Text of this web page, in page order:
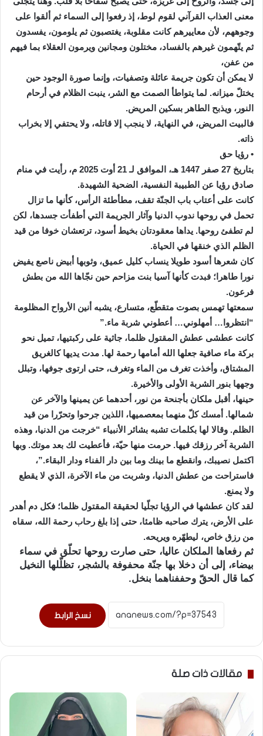
معنى العذاب القرآني لقوم لوط، إذ رفعوا إلى السماء ثم ألقوا على
وجوههم، لأن معاييرهم كانت مقلوبة، يغتصبون ثم يلومون، يفسدون
ثم يتّهمون غيرهم بالفساد، مختلون ومجانين ويرمون العقلاء بما فيهم
من عفن،
لا يمكن أن تكون جريمة عائلة وتصفيات، وإنما صورة الوجود حين
يختلّ ميزانه. لما يتواطأ الصمت مع الشر، ينبت الظلام في أرحام
النور، ويذبح الطاهر بسكين المريض.
فالبيت المريض، في النهاية، لا ينجب إلا قاتله، ولا يحتفي إلا بخراب
ذاته.
• رؤيا حق
بتاريخ 27 صفر 1447 هـ، الموافق لـ 21 أوت 2025 م، رأيت في منام
صادق رؤيا عن الطبيبة النفسية، الضحية الشهيدة.
كانت على أعتاب باب الجنّة تقف، مطأطئة الرأس، كأنها ما تزال
تحمل في روحها ندوب الدنيا وآثار الجريمة التي أطفأت جسدها، لكن
لم تطفئ روحها. يداها معقودتان بخيط أسود، ترتعشان خوفا من قيد
الظلم الذي خنقها في الحياة.
كان شعرها أسود طويلا ينساب كليل عميق، وثوبها أبيض ناصع يفيض
نورا طاهرا؛ فبدت كأنها آسيا بنت مزاحم حين نجّاها الله من بطش
فرعون.
سمعتها تهمس بصوت متقطّع، متسارع، يشبه أنين الأرواح المظلومة
“انتظروا… أمهلوني… أعطوني شربة ماء.”
كانت عطشى عطش المقتول ظلما، جاثية على ركبتيها، تميل نحو
بركة ماء صافية جعلها الله أمامها رحمة لها. مدت يديها كالغريق
المشتاق، وأخذت تغرف من الماء وتغرف، حتى ارتوى جوفها، وتبلل
وجهها بنور الشربة الأولى والأخيرة.
حينها، أقبل ملكان بأجنحة من نور، أحدهما عن يمينها والآخر عن
شمالها. أمسك كلّ منهما بمعصميها، اللذين جرحوا وتحرّرا من قيد
الظلم. وقالا لها بكلمات تشبه بشائر الأنبياء “خرجت من الدنيا، وهذه
الشربة آخر رزقك فيها. حرمت منها حيّة، فأعطيت لك بعد موتك. وبها
اكتمل نصيبك، وانقطع ما بينك وما بين دار الفناء ودار البقاء.”،
فاستراحت من عطش الدنيا، وشربت من ماء الآخرة، الذي لا يقطع
ولا يمنع.
لقد كان عطشها في الرؤيا تجلّيا لحقيقة المقتول ظلما؛ فكل دم أهدر
على الأرض، يترك صاحبه ظامئا، حتى إذا بلغ رحاب رحمة الله، سقاه
من رزق خاص، ليطهّره ويريحه.
ثم رفعاها الملكان عاليا، حتى صارت روحها تحلّق في سماء
بيضاء، إلى أن دخلا بها جنّة محفوفة بالشجر، تظلّلها النخيل
كما قال الحقّ وحففناهما بنخل.
نسخ الرابط
مقالات ذات صلة